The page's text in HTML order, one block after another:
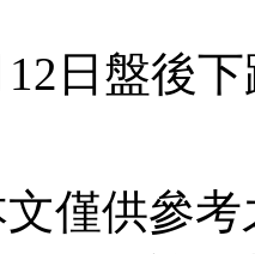
日盤後
文僅供參